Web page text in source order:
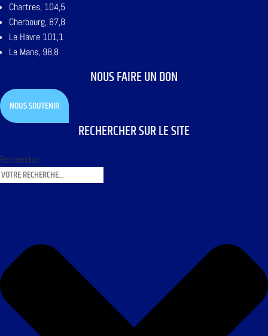
Chartres, 104,5
Cherbourg, 87,8
Le Havre 101,1
Le Mans, 98,8
NOUS FAIRE UN DON
NOUS SOUTENIR
RECHERCHER SUR LE SITE
Rechercher